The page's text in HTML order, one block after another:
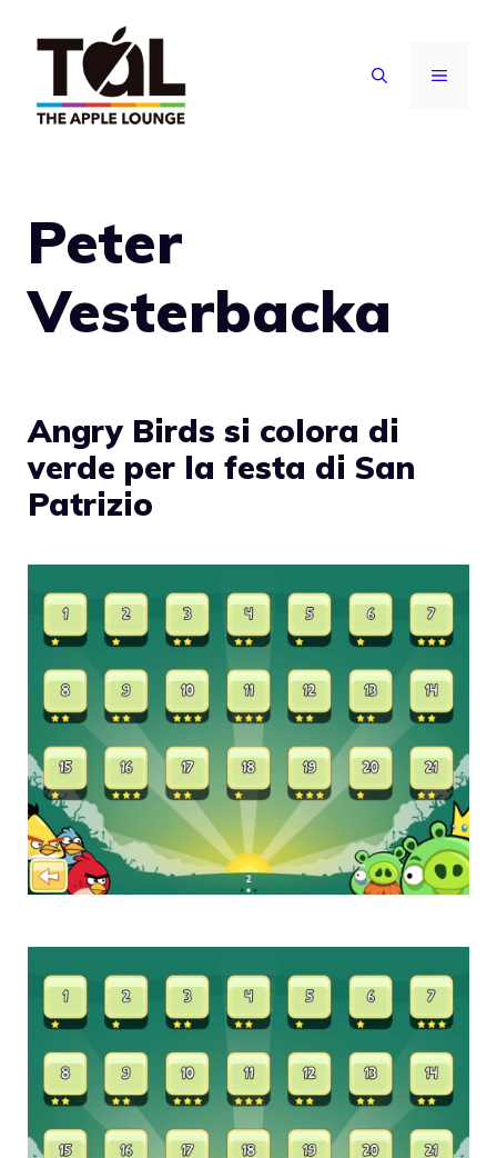
contenuto
MENU
Peter
Vesterbacka
Angry Birds si colora di
verde per la festa di San
Patrizio